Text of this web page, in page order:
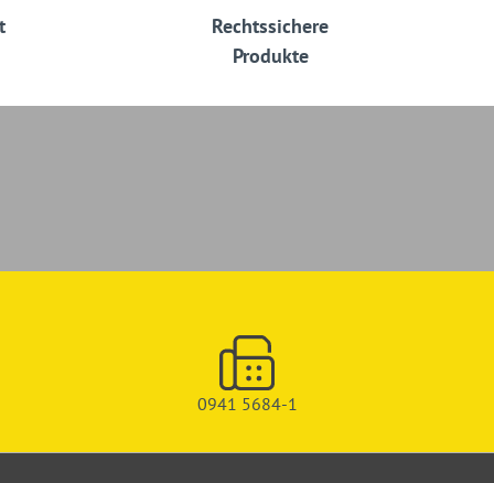
Rechtssichere
Produkte
0941 5684-1